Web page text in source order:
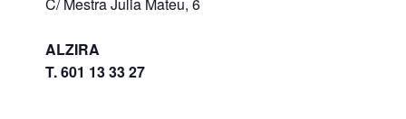
ALZIRA
T. 601 13 33 27